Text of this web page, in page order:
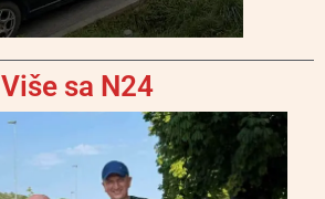
Više sa N24